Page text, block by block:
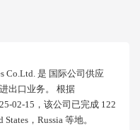
Co.ltd. 是 国际公司供应
出口业务。 根据
02-15，该公司已完成 122
，russia 等地。